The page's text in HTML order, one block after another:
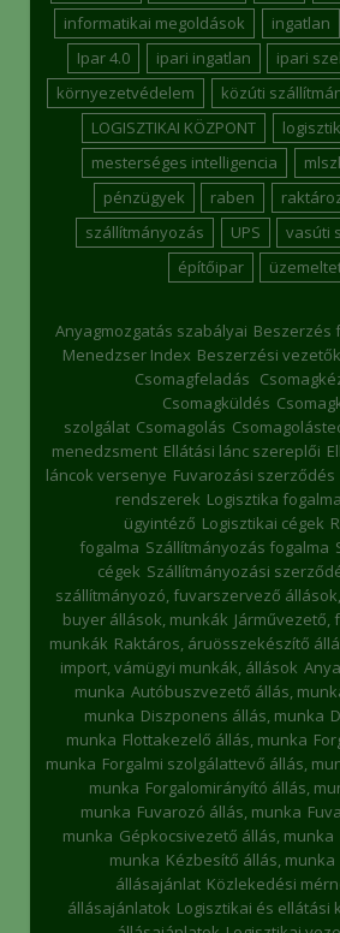
informatikai megoldások
ingatlan
Ipar 4.0
ipari ingatlan ipari
környezetvédelem
közúti
LOGISZTIKAI KÖZPONT
mesterséges intelligencia
pénzügyek
raben
szállítmányozás
UPS
vasúti
építőipar
Anyagmozgatás szabályai Beszerzés
Menedzser Index Beszerzési vezetők
Csomagfeladás
Csomagküldés
szolgálat Csomagolás
menedzsment Ellátási lánc szereplői
láncok versenye Fuvarozási szerződés
rendszerek Logisztika fogalma
ügyintéző Logisztikai cégek
fogalma Szállítmányozás fogalma
cégek Szállítmányozási
szállítmányozó, fuvarszervező
buyer állások, munkák Járművezető,
munkák Raktáros, áruösszekészítő
import, vámügyi munkák, állások
munka Autóbuszvezető állás,
munka Diszponens állás, munka
munka Flottakezelő állás, munka
munka Forgalmi szolgálattevő állás,
munka Forgalomirányító állás,
munka Fuvarozó állás, munka
munka Gépkocsivezető állás, munka
munka Kézbesítő állás, munka
állásajánlat Közlekedési
állásajánlatok Logisztikai és ellátási